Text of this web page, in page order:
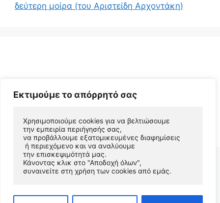
Εκτιμούμε το απόρρητό σας
Χρησιμοποιούμε cookies για να βελτιώσουμε
την εμπειρία περιήγησής σας,
να προβάλλουμε εξατομικευμένες διαφημίσεις
ή περιεχόμενο και να αναλύουμε
την επισκεψιμότητά μας.
Κάνοντας κλικ στο "Αποδοχή όλων",
συναινείτε στη χρήση των cookies από εμάς.
δεύτερη μοίρα (του Αριστείδη Αρχοντάκη)
© 2026 Αριστείδης Αρχοντάκης Φυσικός Συγγραφέας
• Φτιαγμένο μεGeneratePress